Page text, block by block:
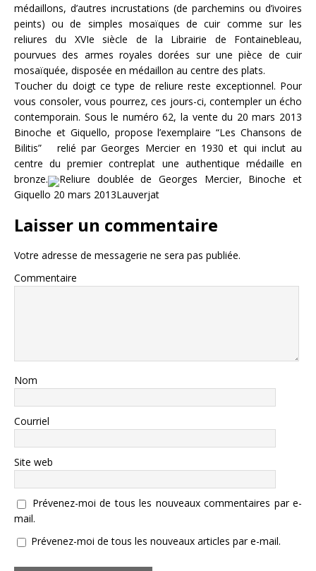
médaillons, d’autres incrustations (de parchemins ou d’ivoires
peints) ou de simples mosaïques de cuir comme sur les
reliures du XVIe siècle de la Librairie de Fontainebleau,
pourvues des armes royales dorées sur une pièce de cuir
mosaïquée, disposée en médaillon au centre des plats.
Toucher du doigt ce type de reliure reste exceptionnel. Pour
vous consoler, vous pourrez, ces jours-ci, contempler un écho
contemporain. Sous le numéro 62, la vente du 20 mars 2013
Binoche et Giquello, propose l’exemplaire “Les Chansons de
Bilitis” relié par Georges Mercier en 1930 et qui inclut au
centre du premier contreplat une authentique médaille en
bronze.
Reliure doublée de Georges Mercier, Binoche et
Giquello 20 mars 2013Lauverjat
Laisser un commentaire
Votre adresse de messagerie ne sera pas publiée.
Commentaire
Nom
Courriel
Site web
Prévenez-moi de tous les nouveaux commentaires par e-
mail.
Prévenez-moi de tous les nouveaux articles par e-mail.